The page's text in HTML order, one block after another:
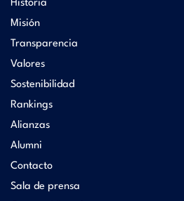
Historia
Misión
Transparencia
Valores
Sostenibilidad
Rankings
Alianzas
Alumni
Contacto
Sala de prensa